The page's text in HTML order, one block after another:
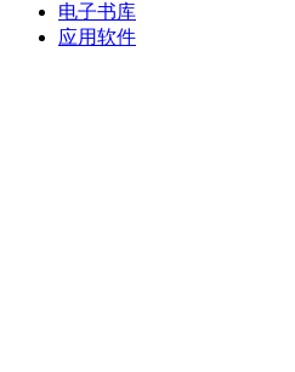
电子书库
应用软件